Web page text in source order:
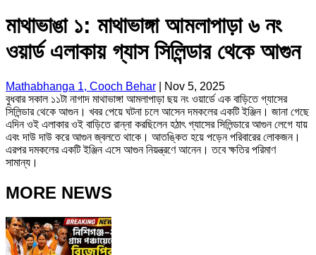
মাথাভাঙা ১: মাথাভাঙ্গা আমলাপাড়া ৬ নং
ওয়ার্ড এলাকায় গ্যাস সিলিন্ডার থেকে আগুন
Mathabhanga 1, Cooch Behar
Nov 5, 2025
বুধবার সকাল ১১টা নাগাদ মাথাভাঙ্গা আমলাপাড়া ছয় নং ওয়ার্ডে এক বাড়িতে গ্যাসের
সিলিন্ডার থেকে আগুন। খবর পেয়ে ঘটনা চলে আসেন দমকলের একটি ইঞ্জিন। জানা গেছে
এদিন ওই এলাকার ওই বাড়িতে রান্না করছিলেন হঠাৎ গ্যাসের সিলিন্ডারে আগুন লেগে যায়
এবং দাউ দাউ করে আগুন জ্বলতে থাকে। আতঙ্কিত হয়ে পড়েন পরিবারের লোকজন।
এরপর দমকলের একটি ইঞ্জিন এসে আগুন নিয়ন্ত্রণে আনেন। তবে ক্ষতির পরিমাণ
সামান্য।
MORE NEWS